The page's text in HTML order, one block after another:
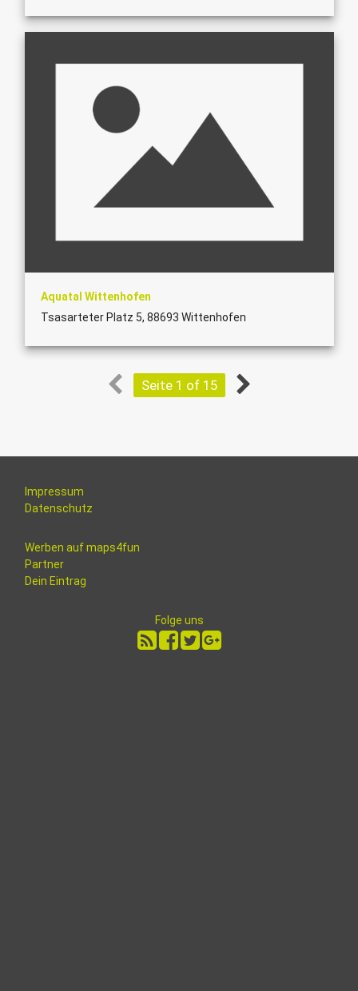
Aquatal Wittenhofen
Tsasarteter Platz 5, 88693 Wittenhofen
Seite 1 of 15
Impressum
Datenschutz
Werben auf maps4fun
Partner
Dein Eintrag
Folge uns